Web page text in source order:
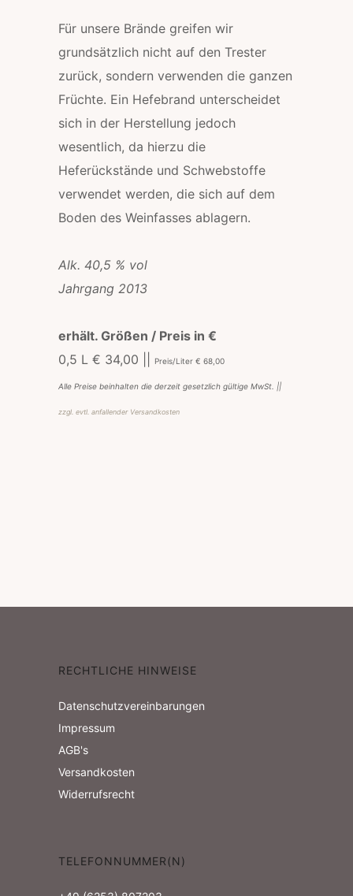
Für unsere Brände greifen wir
grundsätzlich nicht auf den Trester
zurück, sondern verwenden die ganzen
Früchte. Ein Hefebrand unterscheidet
sich in der Herstellung jedoch
wesentlich, da hierzu die
Heferückstände und Schwebstoffe
verwendet werden, die sich auf dem
Boden des Weinfasses ablagern.
Alk. 40,5 % vol
Jahrgang 2013
erhält. Größen / Preis in €
0,5 L € 34,00 ||
Preis/Liter € 68,00
Alle Preise beinhalten die derzeit gesetzlich gültige MwSt. ||
zzgl. evtl. anfallender Versandkosten
RECHTLICHE HINWEISE
Datenschutzvereinbarungen
Impressum
AGB's
Versandkosten
Widerrufsrecht
TELEFONNUMMER(N)